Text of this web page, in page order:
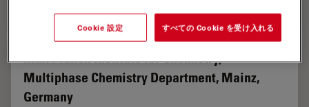
Max Planck Institute for Chemistry,
Multiphase Chemistry Department, Mainz,
Germany
Cookie 設定 すべての Cookie を受け入れる